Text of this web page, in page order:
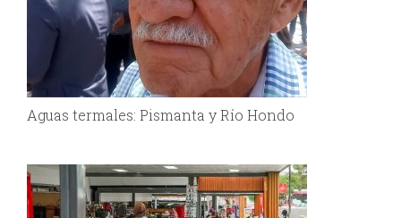
Aguas termales: Pismanta y Río Hondo